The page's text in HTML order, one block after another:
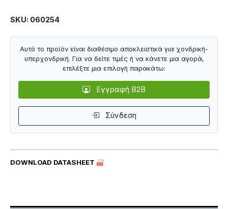
SKU: 060254
DOWNLOAD DATASHEET
Αυτό το προϊόν είναι διαθέσιμο αποκλειστικά για χονδρική-
υπερχονδρική. Για να δείτε τιμές ή να κάνετε μια αγορά,
επιλέξτε μια επιλογή παρακάτω:
Εγγραφή B2B
Σύνδεση